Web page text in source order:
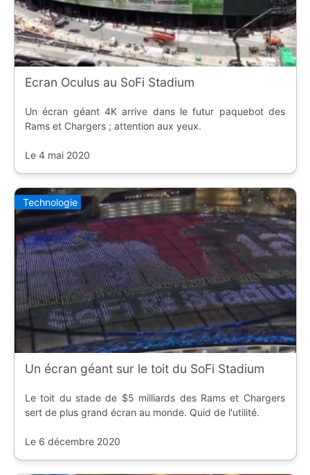
Ecran Oculus au SoFi Stadium
Un écran géant 4K arrive dans le futur paquebot des
Rams et Chargers ; attention aux yeux.
Le 4 mai 2020
Technologie
Un écran géant sur le toit du SoFi Stadium
Le toit du stade de $5 milliards des Rams et Chargers
sert de plus grand écran au monde. Quid de l'utilité.
Le 6 décembre 2020